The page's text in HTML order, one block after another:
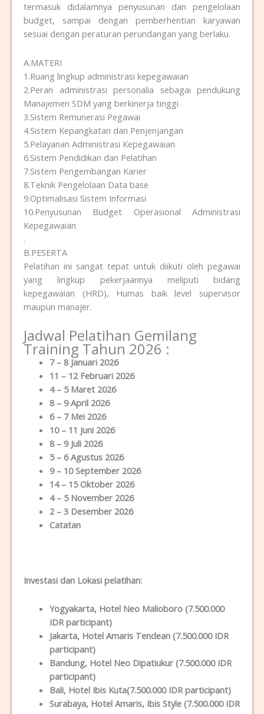
termasuk didalamnya penyusunan dan pengelolaan
budget, sampai dengan pemberhentian karyawan
sesuai dengan peraturan perundangan yang berlaku.
A.MATERI
1.Ruang lingkup administrasi kepegawaian
2.Peran administrasi personalia sebagai pendukung
Manajemen SDM yang berkinerja tinggi
3.Sistem Remunerasi Pegawai
4.Sistem Kepangkatan dan Penjenjangan
5.Pelayanan Administrasi Kepegawaian
6.Sistem Pendidikan dan Pelatihan
7.Sistem Pengembangan Karier
8.Teknik Pengelolaan Data base
9.Optimalisasi Sistem Informasi
10.Penyusunan Budget Operasional Administrasi
Kepegawaian
.
B.PESERTA
Pelatihan ini sangat tepat untuk diikuti oleh pegawai
yang lingkup pekerjaannya meliputi bidang
kepegawaian (HRD), Humas baik level supervisor
maupun manajer.
Jadwal Pelatihan Gemilang
Training Tahun 2026 :
7 – 8 Januari 2026
11 – 12 Februari 2026
4 – 5 Maret 2026
8 – 9 April 2026
6 – 7 Mei 2026
10 – 11 Juni 2026
8 – 9 Juli 2026
5 – 6 Agustus 2026
9 – 10 September 2026
14 – 15 Oktober 2026
4 – 5 November 2026
2 – 3 Desember 2026
Catatan
Investasi dan Lokasi pelatihan:
Yogyakarta, Hotel Neo Malioboro (7.500.000
IDR participant)
Jakarta, Hotel Amaris Tendean (7.500.000 IDR
participant)
Bandung, Hotel Neo Dipatiukur (7.500.000 IDR
participant)
Bali, Hotel Ibis Kuta(7.500.000 IDR participant)
Surabaya, Hotel Amaris, Ibis Style (7.500.000 IDR